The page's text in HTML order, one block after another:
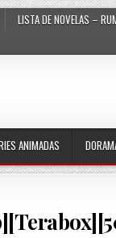
LISTA DE NOVELAS –
ANIMADAS